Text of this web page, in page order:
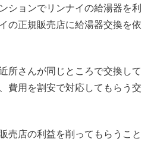
ションでリンナイの給湯器を利
の正規販売店に給湯器交換を依
所さんが同じところで交換して
費用を割安で対応してもらう交
売店の利益を削ってもらうこと